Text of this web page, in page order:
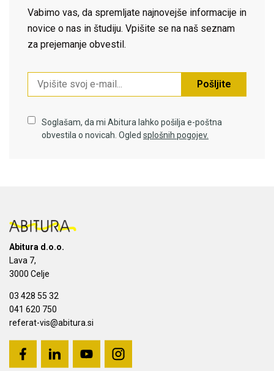
Vabimo vas, da spremljate najnovejše informacije in
novice o nas in študiju. Vpišite se na naš seznam
za prejemanje obvestil.
Pošljite
Soglašam, da mi Abitura lahko pošilja e-poštna
obvestila o novicah. Ogled splošnih pogojev.
Abitura d.o.o.
Lava 7,
3000 Celje
03 428 55 32
041 620 750
referat-vis@abitura.si